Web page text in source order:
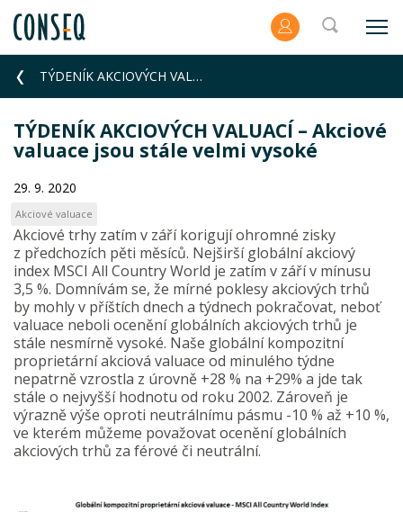
TÝDENÍK AKCIOVÝCH VALUACÍ – Akciové valuace jsou stále velmi vysoké
TÝDENÍK AKCIOVÝCH VALUACÍ – Akciové
valuace jsou stále velmi vysoké
29. 9. 2020
Akciové valuace
Akciové trhy zatím v září korigují ohromné zisky
z předchozích pěti měsíců. Nejširší globální akciový
index MSCI All Country World je zatím v září v mínusu
3,5 %. Domnívám se, že mírné poklesy akciových trhů
by mohly v příštích dnech a týdnech pokračovat, neboť
valuace neboli ocenění globálních akciových trhů je
stále nesmírně vysoké. Naše globální kompozitní
proprietární akciová valuace od minulého týdne
nepatrně vzrostla z úrovně +28 % na +29% a jde tak
stále o nejvyšší hodnotu od roku 2002. Zároveň je
výrazně výše oproti neutrálnímu pásmu -10 % až +10 %,
ve kterém můžeme považovat ocenění globálních
akciových trhů za férové či neutrální.